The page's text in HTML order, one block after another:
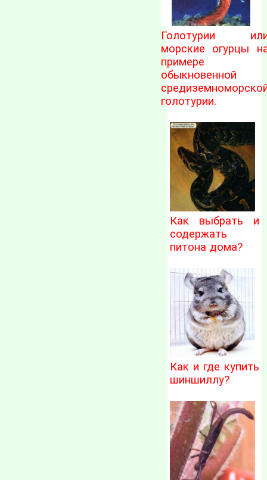
Голотурии
морские огурцы
примере
обыкновенной
голотурии.
Как выбрать и
содержать
питона дома?
Как и где купить
шиншиллу?